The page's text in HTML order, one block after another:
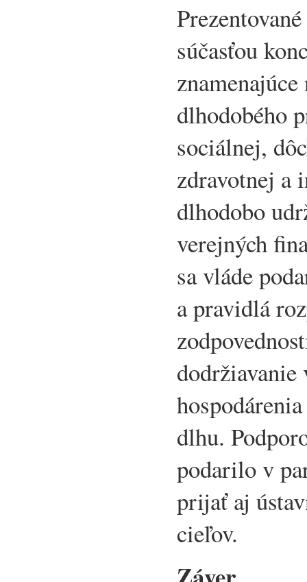
súčasťou
dlhodobého
sociálnej,
zdravotnej a
dlhodobo
verejných
sa vláde
a pravidlá
dodržiavanie
dlhu.
podarilo v
prijať aj
cieľov.